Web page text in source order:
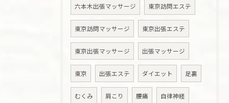
六本木出張マッサージ 東京訪問エステ
東京訪問マッサージ 東京出張エステ
東京出張マッサージ 出張マッサージ
東京 出張エステ ダイエット 足裏
むくみ 肩こり 腰痛 自律神経